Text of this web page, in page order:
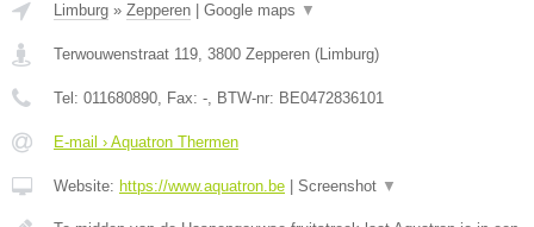
Limburg » Zepperen Google maps ▼
Terwouwenstraat 119, 3800 Zepperen (Limburg)
Tel: 011680890, Fax: -, BTW-nr: BE0472836101
E-mail › Aquatron Thermen
Website: https://www.aquatron.be Screenshot ▼